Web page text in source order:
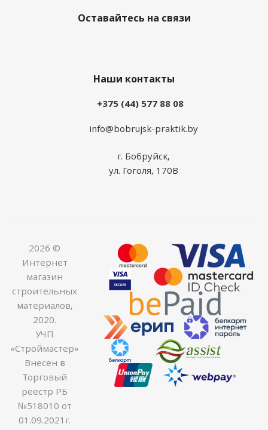
Оставайтесь на связи
Наши контакты
+375 (44) 577 88 08
info@bobrujsk-praktik.by
г. Бобруйск,
ул. Гоголя, 170В
2026 ©
Интернет
магазин
строительных
материалов,
2020.
УЧП
«Строймастер»
Внесен в
Торговый
реестр РБ
№518010 от
01.09.2021г.